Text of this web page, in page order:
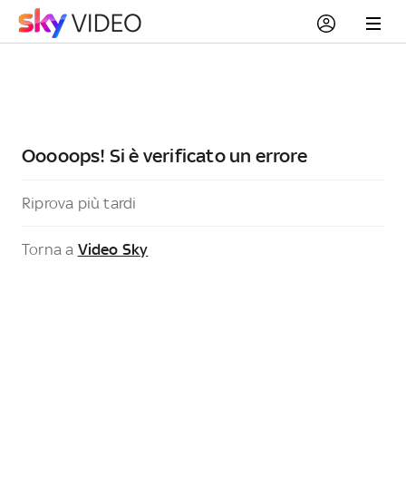
Ooooops! Si è verificato un errore
Riprova più tardi
Torna a Video Sky